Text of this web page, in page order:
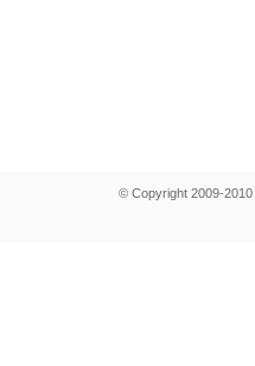
© Copyright 2009-2010